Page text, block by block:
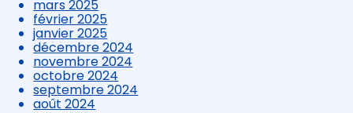
mars 2025
février 2025
janvier 2025
décembre 2024
novembre 2024
octobre 2024
septembre 2024
août 2024